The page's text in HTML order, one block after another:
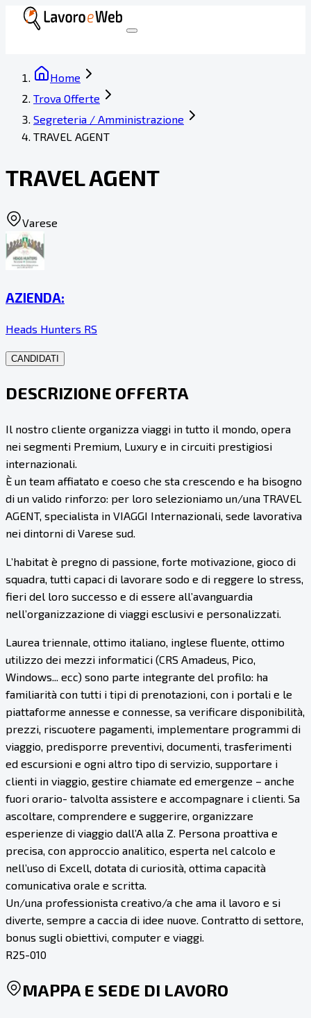
Home
Trova Offerte
Segreteria / Amministrazione
TRAVEL AGENT
TRAVEL AGENT
Varese
AZIENDA:
Heads Hunters RS
CANDIDATI
DESCRIZIONE OFFERTA
Il nostro cliente organizza viaggi in tutto il mondo, opera
nei segmenti Premium, Luxury e in circuiti prestigiosi
internazionali.
È un team affiatato e coeso che sta crescendo e ha bisogno
di un valido rinforzo: per loro selezioniamo un/una TRAVEL
AGENT, specialista in VIAGGI Internazionali, sede lavorativa
nei dintorni di Varese sud.
L’habitat è pregno di passione, forte motivazione, gioco di
squadra, tutti capaci di lavorare sodo e di reggere lo stress,
fieri del loro successo e di essere all’avanguardia
nell’organizzazione di viaggi esclusivi e personalizzati.
Laurea triennale, ottimo italiano, inglese fluente, ottimo
utilizzo dei mezzi informatici (CRS Amadeus, Pico,
Windows... ecc) sono parte integrante del profilo: ha
familiarità con tutti i tipi di prenotazioni, con i portali e le
piattaforme annesse e connesse, sa verificare disponibilità,
prezzi, riscuotere pagamenti, implementare programmi di
viaggio, predisporre preventivi, documenti, trasferimenti
ed escursioni e ogni altro tipo di servizio, supportare i
clienti in viaggio, gestire chiamate ed emergenze – anche
fuori orario- talvolta assistere e accompagnare i clienti. Sa
ascoltare, comprendere e suggerire, organizzare
esperienze di viaggio dall’A alla Z. Persona proattiva e
precisa, con approccio analitico, esperta nel calcolo e
nell’uso di Excell, dotata di curiosità, ottima capacità
comunicativa orale e scritta.
Un/una professionista creativo/a che ama il lavoro e si
diverte, sempre a caccia di idee nuove. Contratto di settore,
bonus sugli obiettivi, computer e viaggi.
R25-010
MAPPA E SEDE DI LAVORO